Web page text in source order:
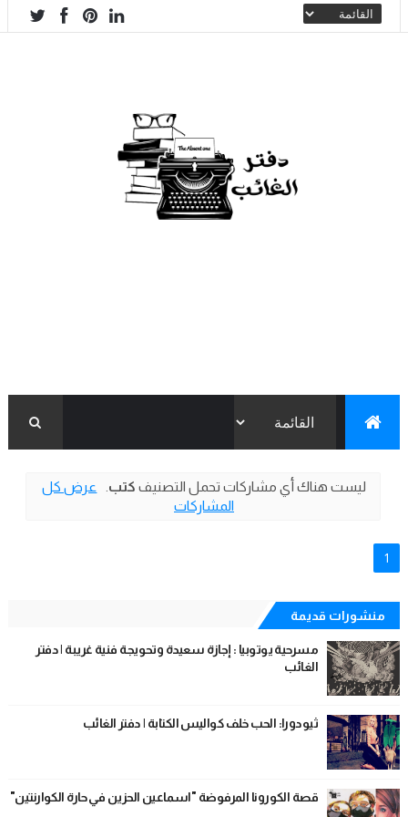
‏ليست هناك أي مشاركات تحمل التصنيف كتب
عرض كل
المشاركات
1
منشورات قديمة
مسرحية يوتوبيا : إجازة سعيدة وتحويجة فنية غريبة | دفتر
الغائب
ثيودورا: الحب خلف كواليس الكتابة | دفتر الغائب
قصة الكورونا المرفوضة "اسماعين الحزين في حارة الكوارنتين"